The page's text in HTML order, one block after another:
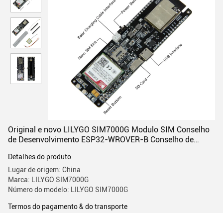
Original e novo LILYGO SIM7000G Modulo SIM Conselho
de Desenvolvimento ESP32-WROVER-B Conselho de
Detalhes do produto
Lugar de origem: China
Marca: LILYGO SIM7000G
Número do modelo: LILYGO SIM7000G
Termos do pagamento & do transporte